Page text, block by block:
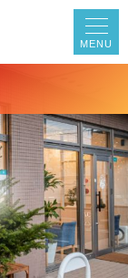
MENU